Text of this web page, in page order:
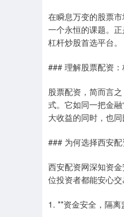
在瞬息万变的股票
一个永恒的课题。
杠杆炒股首选平台。
### 理解股票配资
股票配资，简而言
式。它如同一把金
大收益的同时，也
### 为何选择西安
西安配资网深知资
位投资者都能安心交
1. **资金安全，隔离